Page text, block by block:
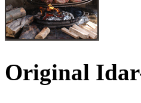
Original